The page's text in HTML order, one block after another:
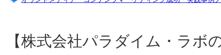
【株式会社パラダイム・ラボ